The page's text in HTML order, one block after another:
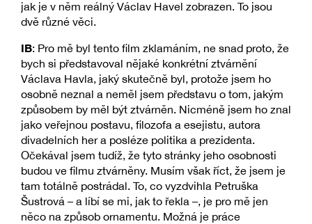
jak je v něm reálný Václav Havel zobrazen. To jsou
dvě různé věci.
IB: Pro mě byl tento film zklamáním, ne snad proto, že
bych si představoval nějaké konkrétní ztvárnění
Václava Havla, jaký skutečně byl, protože jsem ho
osobně neznal a neměl jsem představu o tom, jakým
způsobem by měl být ztvárněn. Nicméně jsem ho znal
jako veřejnou postavu, filozofa a esejistu, autora
divadelních her a posléze politika a prezidenta.
Očekával jsem tudíž, že tyto stránky jeho osobnosti
budou ve filmu ztvárněny. Musím však říct, že jsem je
tam totálně postrádal. To, co vyzdvihla Petruška
Šustrová – a líbí se mi, jak to řekla –, je pro mě jen
něco na způsob ornamentu. Možná je práce